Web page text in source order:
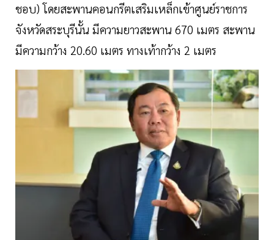
ชอบ) โดยสะพานคอนกรีตเสริมเหล็กเข้าศูนย์ราชการ
จังหวัดสระบุรีนั้น มีความยาวสะพาน 670 เมตร สะพาน
มีความกว้าง 20.60 เมตร ทางเท้ากว้าง 2 เมตร